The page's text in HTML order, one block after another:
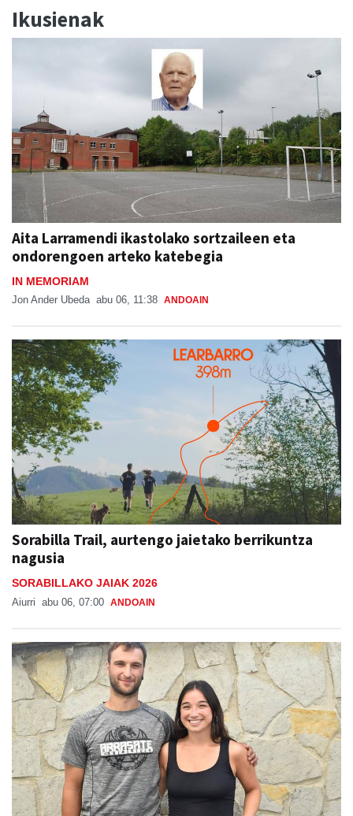
Ikusienak
Aita Larramendi ikastolako sortzaileen eta
ondorengoen arteko katebegia
IN MEMORIAM
Jon Ander Ubeda abu 06, 11:38 ANDOAIN
Sorabilla Trail, aurtengo jaietako berrikuntza
nagusia
SORABILLAKO JAIAK 2026
Aiurri abu 06, 07:00 ANDOAIN